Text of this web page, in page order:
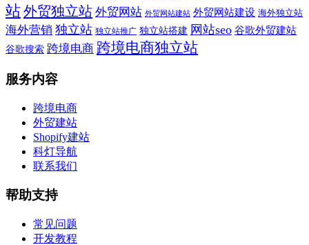
站外贸独立站 外贸网站 外贸网站建站 外贸网站建设 海外独立站
海外营销 独立站 独立站推广 独立站搭建 网站seo 谷歌外贸建站
谷歌搜索 跨境电商 跨境电商独立站
服务内容
跨境电商
外贸建站
Shopify建站
科灯导航
联系我们
帮助支持
常见问题
开发教程